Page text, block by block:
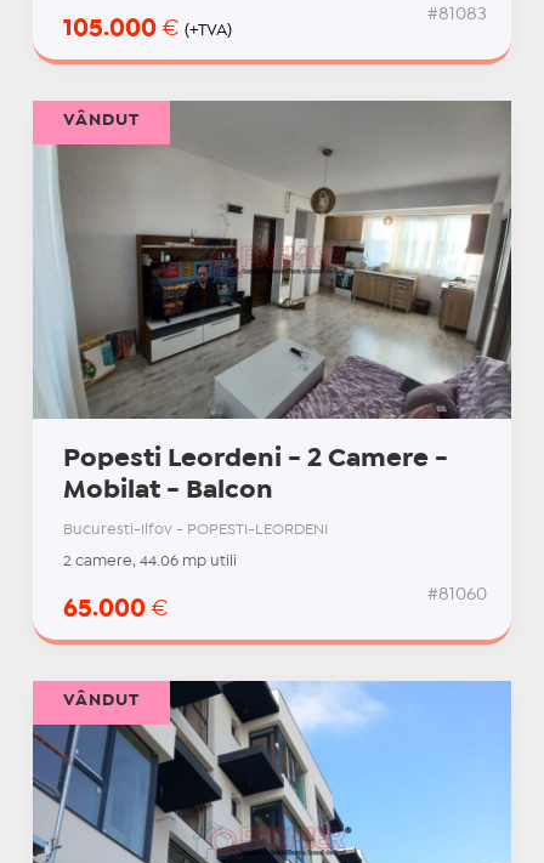
105.000 € (+TVA)
#81083
Popesti Leordeni - 2 Camere -
Mobilat - Balcon
Bucuresti-Ilfov - POPESTI-LEORDENI
2 camere, 44.06 mp utili
65.000 €
#81060
VÂNDUT
VÂNDUT